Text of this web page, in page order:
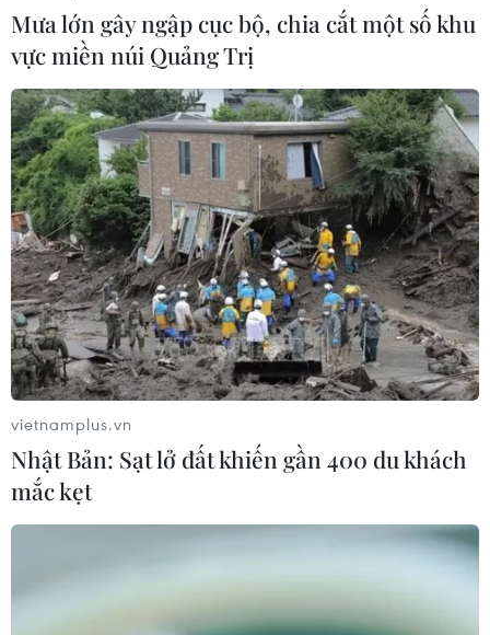
Tp. Hồ Chí Minh
Theo dõi VietnamPlus
TIN LIÊN QUAN
Mưa lớn gây ngập cục bộ, chia cắt một số khu
vực miền núi Quảng Trị
vietnamplus.vn
Nhật Bản: Sạt lở đất khiến gần 400 du khách
mắc kẹt